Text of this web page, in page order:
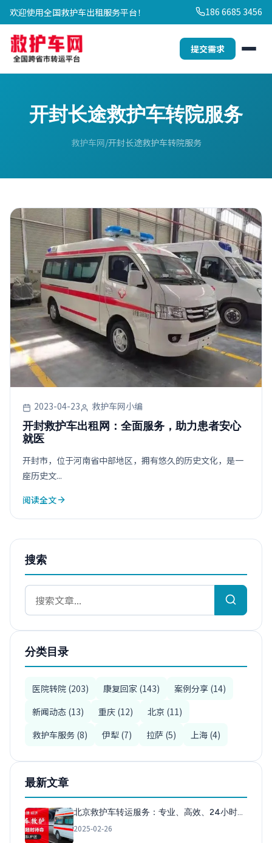
欢迎使用全国救护车出租服务平台！ 186 6685 3456
提交需求
开封长途救护车转院服务
救护车网 开封长途救护车转院服务
2023-04-23 救护车网小编
开封救护车出租网：全面服务，助力患者安心
就医
开封市，位于河南省中部地区，拥有悠久的历史文化，是一
座历史文...
阅读全文
搜索
分类目录
医院转院 (203) 康复回家 (143)
案例分享 (14)
新闻动态 (13)
重庆 (12)
北京 (11)
救护车服务 (8)
伊犁 (7) 拉萨 (5) 上海 (4)
最新文章
北京救护车转运服务：专业、高效、24小时…
2025-02-26